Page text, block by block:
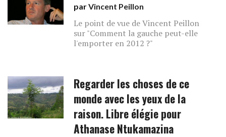
parVincent Peillon
Le point de vue de Vincent Peillon
sur "Comment la gauche peut-elle
l'emporter en 2012 ?"
Regarder les choses de ce
monde avec les yeux de la
raison. Libre élégie pour
Athanase Ntukamazina